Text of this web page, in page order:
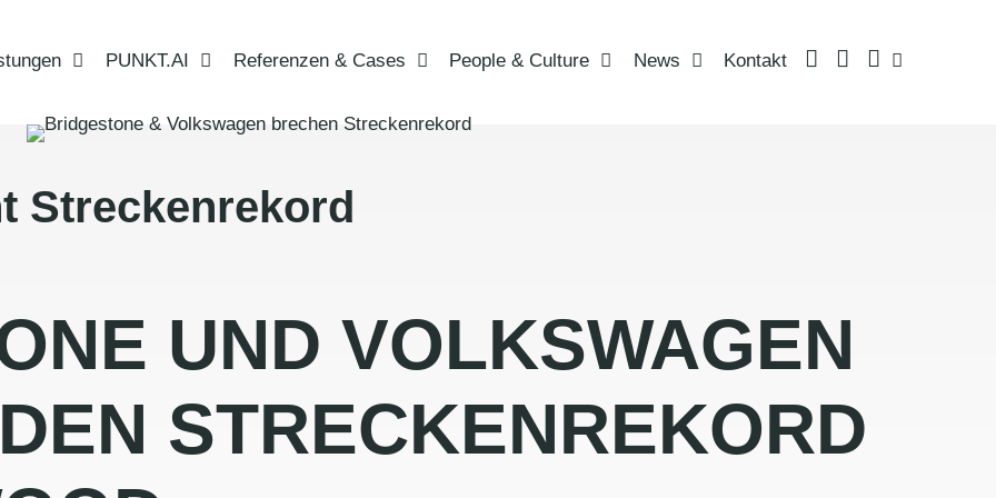
PUNKT.AI Referenzen & Cases People & Culture News Kontakt LinkedInInstagramLanguage
Streckenrekord
UND VOLKSWAGEN
STRECKENREKORD